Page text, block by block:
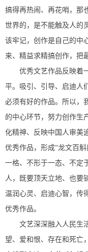
搞得再热闹、再花哨，那
世界的，是不能触及人的
该牢记，创作是自己的中
来、精益求精搞创作，把
优秀文艺作品反映着
平。吸引、引导、启迪人
必须有好的作品。所以，
的中心环节，努力创作生
化精神、反映中国人审美
优秀作品，形成“龙文百
一格、不形于一态、不定
人，既要顶天立地、也要
温润心灵、启迪心智，传
优秀作品。
文艺深深融入人民生
望、爱和恨、存在和死亡